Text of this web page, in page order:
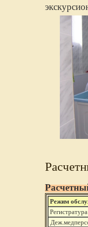
Режим
Регистратура